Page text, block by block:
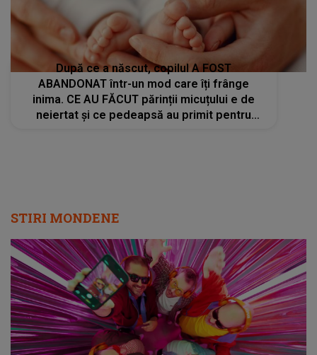
După ce a născut, copilul A FOST
ABANDONAT într-un mod care îți frânge
inima. CE AU FĂCUT părinții micuțului e de
neiertat și ce pedeapsă au primit pentru
STIRI MONDENE